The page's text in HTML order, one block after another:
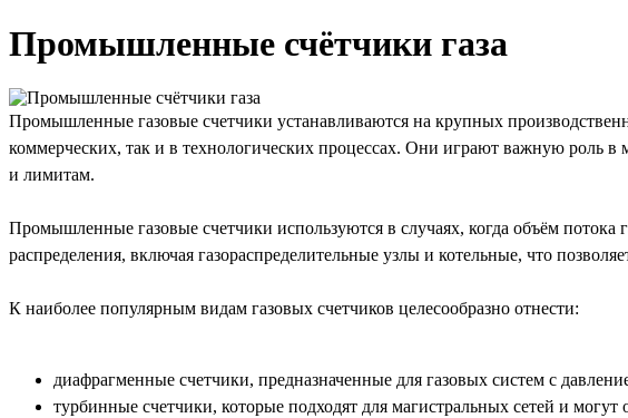
Промышленные счётчики газа
Промышленные газовые счетчики устанавливаются на крупных
коммерческих, так и в технологических процессах. Они играют важную роль в
и лимитам.
Промышленные газовые счетчики используются в случаях, когда объём
распределения, включая газораспределительные узлы и котельные, что
К наиболее популярным видам газовых счетчиков целесообразно отнести:
диафрагменные счетчики, предназначенные для газовых систем с
турбинные счетчики, которые подходят для магистральных сетей и могут